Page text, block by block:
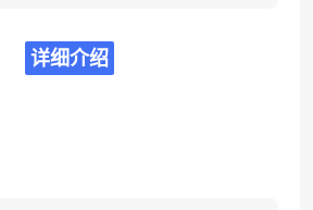
详细介绍